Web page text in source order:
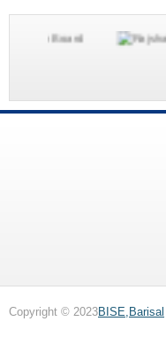
Copyright © 2023BISE,Barisal